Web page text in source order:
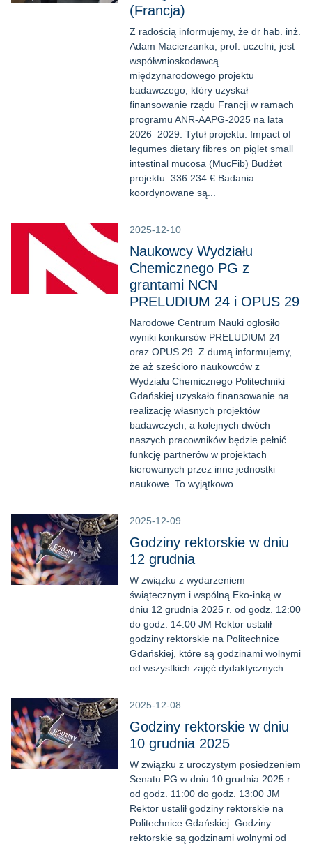
(Francja)
Z radością informujemy, że dr hab. inż.
Adam Macierzanka, prof. uczelni, jest
współwnioskodawcą
międzynarodowego projektu
badawczego, który uzyskał
finansowanie rządu Francji w ramach
programu ANR-AAPG-2025 na lata
2026–2029. Tytuł projektu: Impact of
legumes dietary fibres on piglet small
intestinal mucosa (MucFib) Budżet
projektu: 336 234 € Badania
koordynowane są...
2025-12-10
Naukowcy Wydziału
Chemicznego PG z
grantami NCN
PRELUDIUM 24 i OPUS 29
Narodowe Centrum Nauki ogłosiło
wyniki konkursów PRELUDIUM 24
oraz OPUS 29. Z dumą informujemy,
że aż sześcioro naukowców z
Wydziału Chemicznego Politechniki
Gdańskiej uzyskało finansowanie na
realizację własnych projektów
badawczych, a kolejnych dwóch
naszych pracowników będzie pełnić
funkcję partnerów w projektach
kierowanych przez inne jednostki
naukowe. To wyjątkowo...
2025-12-09
Godziny rektorskie w dniu
12 grudnia
W związku z wydarzeniem
świątecznym i wspólną Eko-inką w
dniu 12 grudnia 2025 r. od godz. 12:00
do godz. 14:00 JM Rektor ustalił
godziny rektorskie na Politechnice
Gdańskiej, które są godzinami wolnymi
od wszystkich zajęć dydaktycznych.
2025-12-08
Godziny rektorskie w dniu
10 grudnia 2025
W związku z uroczystym posiedzeniem
Senatu PG w dniu 10 grudnia 2025 r.
od godz. 11:00 do godz. 13:00 JM
Rektor ustalił godziny rektorskie na
Politechnice Gdańskiej. Godziny
rektorskie są godzinami wolnymi od